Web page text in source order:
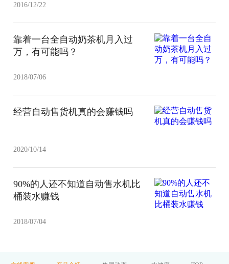
2016/12/22
靠着一台全自动奶茶机月入过
万，有可能吗？
2018/07/06
经营自动售货机真的会赚钱吗
2020/10/14
90%的人还不知道自动售水机比
桶装水赚钱
2018/07/04